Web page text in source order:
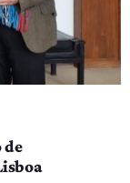
de